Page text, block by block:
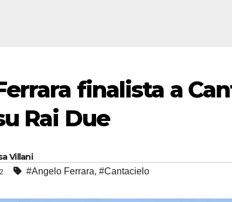
finalista a
Rai Due
Villani
#Angelo Ferrara, #Cantacielo